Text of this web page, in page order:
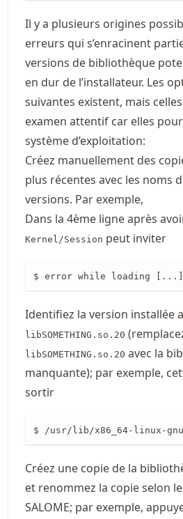
Il y a plusieurs origines
erreurs qui s’enracinent
versions de bibliothèque
en dur de l’installateur. Les
suivantes existent, mais
examen attentif car elles
système d’exploitation:
Créez manuellement des
plus récentes avec les noms
versions. Par exemple,
Dans la 4ème ligne après
Kernel/Session peut inviter
$ error while loading [...]
Identifiez la version installée
libSOMETHING.so.20
libSOMETHING.so.20 avec la
manquante); par exemple,
sortir
$ /usr/lib/x86_64-linux-gnu/
Créez une copie de la
et renommez la copie selon
SALOME; par exemple,